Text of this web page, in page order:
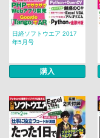
日経ソフトウエア 2017
年5月号
購入